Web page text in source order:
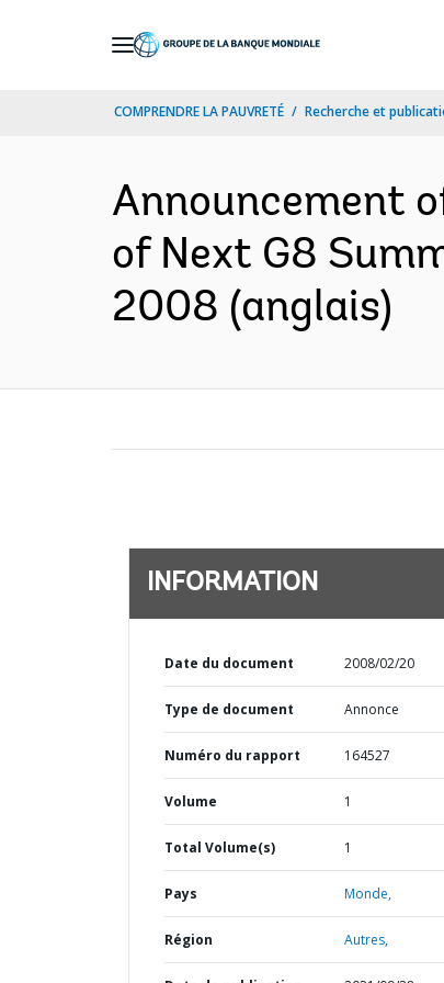
COMPRENDRE LA PAUVRETÉ Recherche et
Announcement
of Next G8
2008 (anglais)
INFORMATION
Date du document 2008/02/20
Type de document Annonce
Numéro du rapport 164527
Volume 1
Total Volume(s) 1
Pays Monde,
Région Autres,